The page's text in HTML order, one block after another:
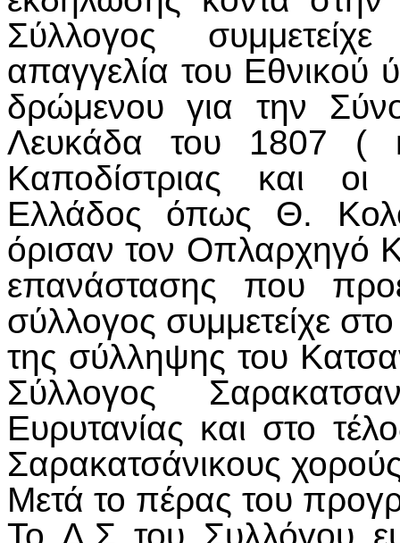
Σύλλογος
απαγγελία του Εθνικού
δρώμενου για την
Λευκάδα του 1807 (
Καποδίστριας και οι
Ελλάδος όπως Θ.
όρισαν τον Οπλαρχηγό
επανάστασης που
σύλλογος συμμετείχε
της σύλληψης του
Σύλλογος
Ευρυτανίας και στο
Σαρακατσάνικους
Μετά το πέρας του
Το Δ.Σ του Συλλόγου